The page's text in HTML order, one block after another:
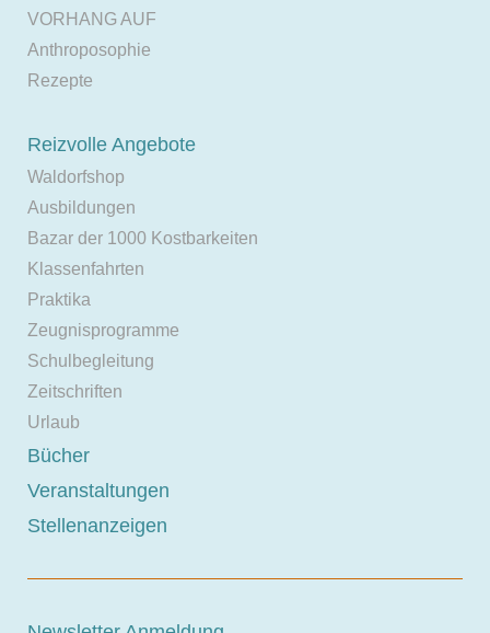
VORHANG AUF
Anthroposophie
Rezepte
Reizvolle Angebote
Waldorfshop
Ausbildungen
Bazar der 1000 Kostbarkeiten
Klassenfahrten
Praktika
Zeugnisprogramme
Schulbegleitung
Zeitschriften
Urlaub
Bücher
Veranstaltungen
Stellenanzeigen